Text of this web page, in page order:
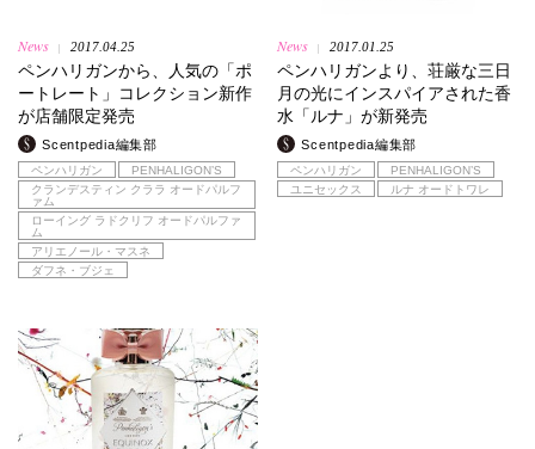
News | 2017.04.25
ペンハリガンから、人気の「ポ
ートレート」コレクション新作
が店舗限定発売
Scentpedia編集部
ペンハリガン
PENHALIGON’S
クランデスティン クララ オードパルフ
ァム
ローイング ラドクリフ オードパルファ
ム
アリエノール・マスネ
ダフネ・ブジェ
News | 2017.01.25
ペンハリガンより、荘厳な三日
月の光にインスパイアされた香
水「ルナ」が新発売
Scentpedia編集部
ペンハリガン
PENHALIGON’S
ユニセックス
ルナ オードトワレ